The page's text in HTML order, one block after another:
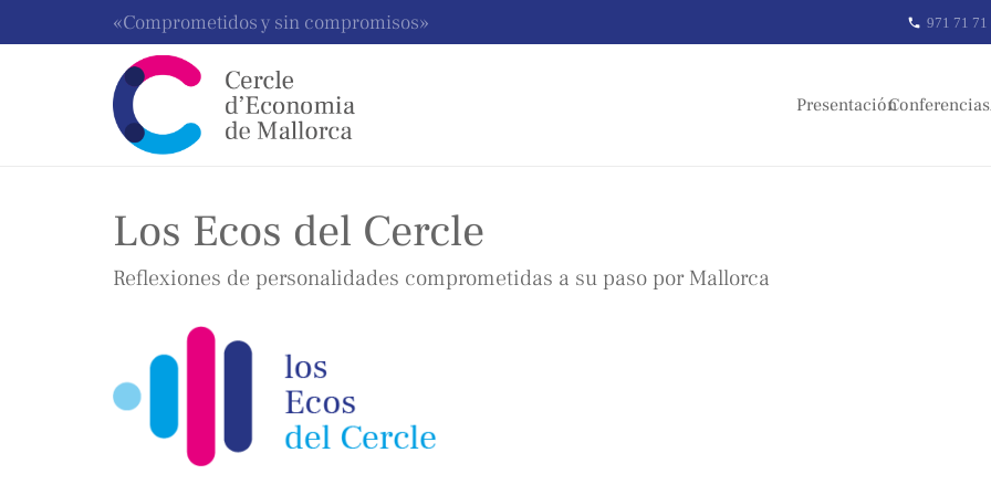
«Comprometidos y sin compromisos» phone 971 71 71
PresentaciónConferencias
Los Ecos del Cercle
Reflexiones de personalidades comprometidas a su paso por Mallorca